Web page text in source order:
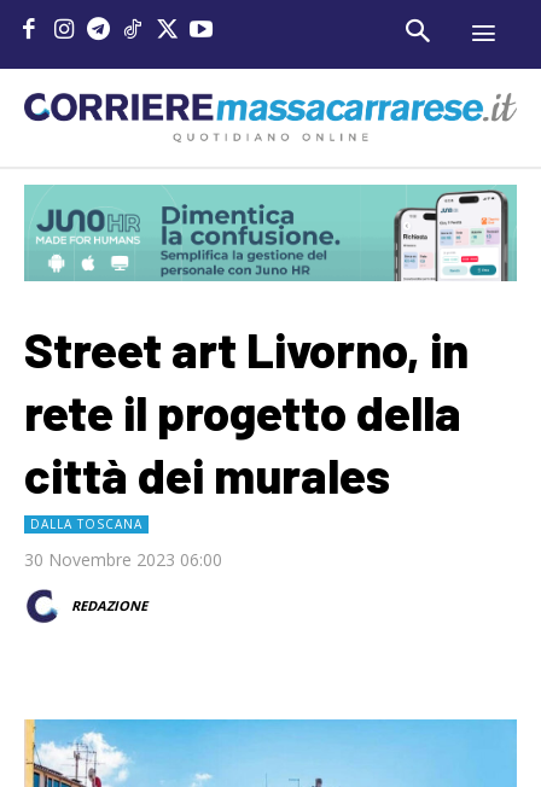
Street art Livorno, in
rete il progetto della
città dei murales
DALLA TOSCANA
30 Novembre 2023 06:00
REDAZIONE